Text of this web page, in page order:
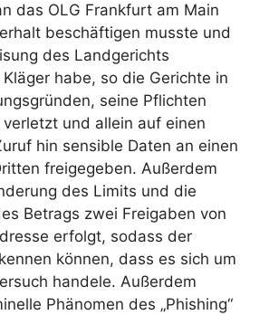
das OLG Frankfurt am Main
beschäftigen musste und
des Landgerichts
habe, so die Gerichte in
seine Pflichten
und allein auf einen
hin sensible Daten an einen
freigegeben. Außerdem
des Limits und die
Betrags zwei Freigaben von
erfolgt, sodass der
können, dass es sich um
handele. Außerdem
Phänomen des „Phishing“